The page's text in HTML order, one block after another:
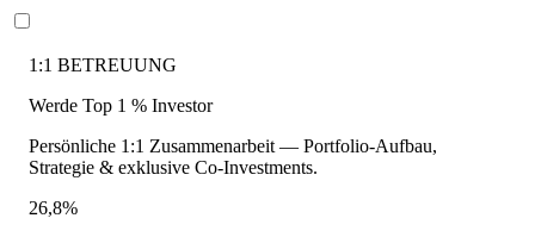
1:1 BETREUUNG
Werde Top 1 % Investor
Persönliche 1:1 Zusammenarbeit — Portfolio-Aufbau,
Strategie & exklusive Co-Investments.
26,8%